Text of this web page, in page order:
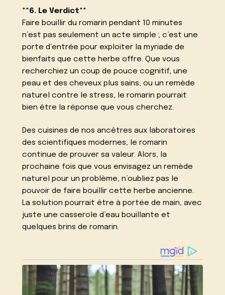
**6. Le Verdict**
Faire bouillir du romarin pendant 10 minutes
n’est pas seulement un acte simple ; c’est une
porte d’entrée pour exploiter la myriade de
bienfaits que cette herbe offre. Que vous
recherchiez un coup de pouce cognitif, une
peau et des cheveux plus sains, ou un remède
naturel contre le stress, le romarin pourrait
bien être la réponse que vous cherchez.
Des cuisines de nos ancêtres aux laboratoires
des scientifiques modernes, le romarin
continue de prouver sa valeur. Alors, la
prochaine fois que vous envisagez un remède
naturel pour un problème, n’oubliez pas le
pouvoir de faire bouillir cette herbe ancienne.
La solution pourrait être à portée de main, avec
juste une casserole d’eau bouillante et
quelques brins de romarin.